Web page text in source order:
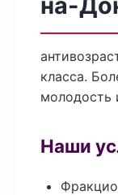
класса.
молодость
Наши